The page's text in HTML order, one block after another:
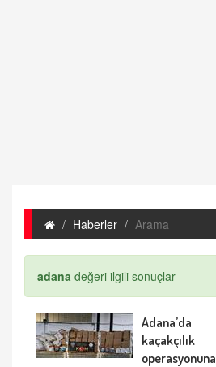
Haberler Arama
adana değeri ilgili sonuçlar
Adana’da
kaçakçılık
operasyonuna